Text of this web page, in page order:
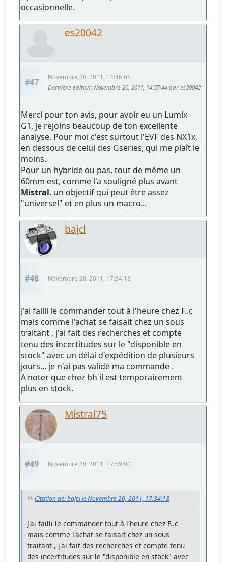
occasionnelle.
es20042
#47
Novembre 20, 2011, 14:46:05
Dernière édition: Novembre 20, 2011, 14:57:44 par es20042
Merci pour ton avis, pour avoir eu un Lumix
G1, je rejoins beaucoup de ton excellente
analyse. Pour moi c'est surtout l'EVF des NX1x,
en dessous de celui des Gseries, qui me plaît le
moins.
Pour un hybride ou pas, tout de même un
60mm est, comme l'a souligné plus avant
Mistral, un objectif qui peut être assez
"universel" et en plus un macro...
bajcl
#48 Novembre 20, 2011, 17:34:18
J'ai failli le commander tout à l'heure chez F..c
mais comme l'achat se faisait chez un sous
traitant , j'ai fait des recherches et compte
tenu des incertitudes sur le "disponible en
stock" avec un délai d'expédition de plusieurs
jours... je n'ai pas validé ma commande .
A noter que chez bh il est temporairement
plus en stock.
Mistral75
#49 Novembre 20, 2011, 17:59:00
Citation de: bajcl le Novembre 20, 2011, 17:34:18
J'ai failli le commander tout à l'heure chez F..c
mais comme l'achat se faisait chez un sous
traitant , j'ai fait des recherches et compte tenu
des incertitudes sur le "disponible en stock" avec